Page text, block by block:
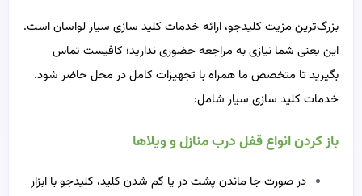
بزرگ‌ترین مزیت کلیدجو، ارائه خدمات کلید سازی سیار لواسان است.
این یعنی شما نیازی به مراجعه حضوری ندارید؛ کافیست تماس
بگیرید تا متخصص ما همراه با تجهیزات کامل در محل حاضر شود.
خدمات کلید سازی سیار شامل:
باز کردن انواع قفل درب منازل و ویلاها
در صورت جا ماندن پشت در یا گم شدن کلید، کلیدجو با ابزار